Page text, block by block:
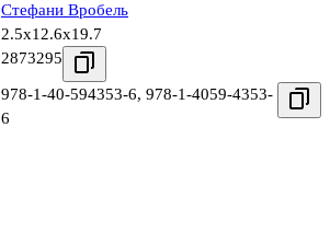
Cтефани Вробель
2.5x12.6x19.7
2873295
978-1-40-594353-6, 978-1-4059-4353-
6